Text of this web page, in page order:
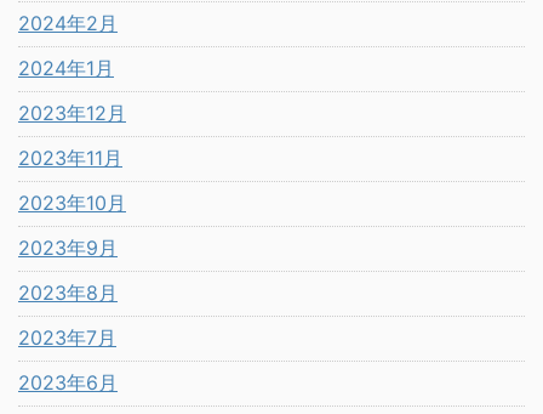
2024年2月
2024年1月
2023年12月
2023年11月
2023年10月
2023年9月
2023年8月
2023年7月
2023年6月